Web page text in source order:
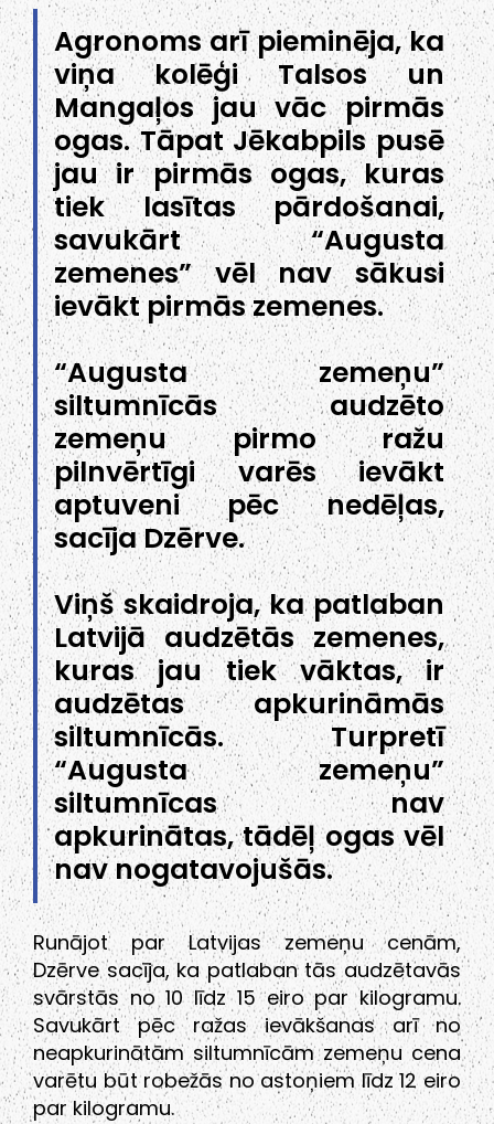
Agronoms arī pieminēja, ka
viņa kolēģi Talsos un
Mangaļos jau vāc pirmās
ogas. Tāpat Jēkabpils pusē
jau ir pirmās ogas, kuras
tiek lasītas pārdošanai,
savukārt “Augusta
zemenes” vēl nav sākusi
ievākt pirmās zemenes.
“Augusta zemeņu”
siltumnīcās audzēto
zemeņu pirmo ražu
pilnvērtīgi varēs ievākt
aptuveni pēc nedēļas,
sacīja Dzērve.
Viņš skaidroja, ka patlaban
Latvijā audzētās zemenes,
kuras jau tiek vāktas, ir
audzētas apkurināmās
siltumnīcās. Turpretī
“Augusta zemeņu”
siltumnīcas nav
apkurinātas, tādēļ ogas vēl
nav nogatavojušās.
Runājot par Latvijas zemeņu cenām,
Dzērve sacīja, ka patlaban tās audzētavās
svārstās no 10 līdz 15 eiro par kilogramu.
Savukārt pēc ražas ievākšanas arī no
neapkurinātām siltumnīcām zemeņu cena
varētu būt robežās no astoņiem līdz 12 eiro
par kilogramu.